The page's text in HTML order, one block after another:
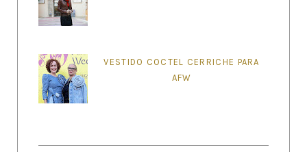
VESTIDO COCTEL CERRICHE PARA
AFW